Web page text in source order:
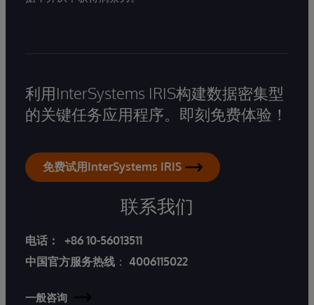
利用InterSystems IRIS构建数据密集型
的关键任务应用程序。即刻免费体验！
免费试用InterSystems IRIS
联系我们
电话：
+86 10-56013511
中国官方服务热线 ： 4006115022
一般咨询